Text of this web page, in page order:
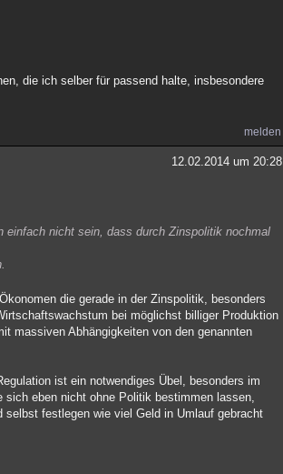
die ich selber für passend halte, insbesondere
melden
12.02.2014 um 20:28
einfach nicht sein, dass durch Zinspolitik nochmal
die gerade in der Zinspolitik, besonders
bei möglichst billiger Produktion
massiven Abhängigkeiten von den genannten
ist ein notwendiges Übel, besonders im
sich eben nicht ohne Politik bestimmen lassen,
festlegen wie viel Geld in Umlauf gebracht